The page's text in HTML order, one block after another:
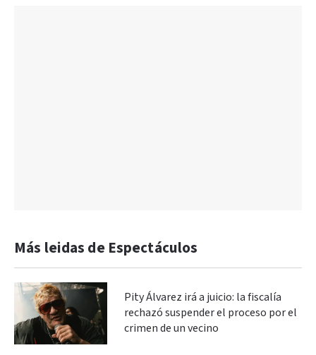
Más leidas de Espectáculos
Pity Álvarez irá a juicio: la fiscalía
rechazó suspender el proceso por el
crimen de un vecino